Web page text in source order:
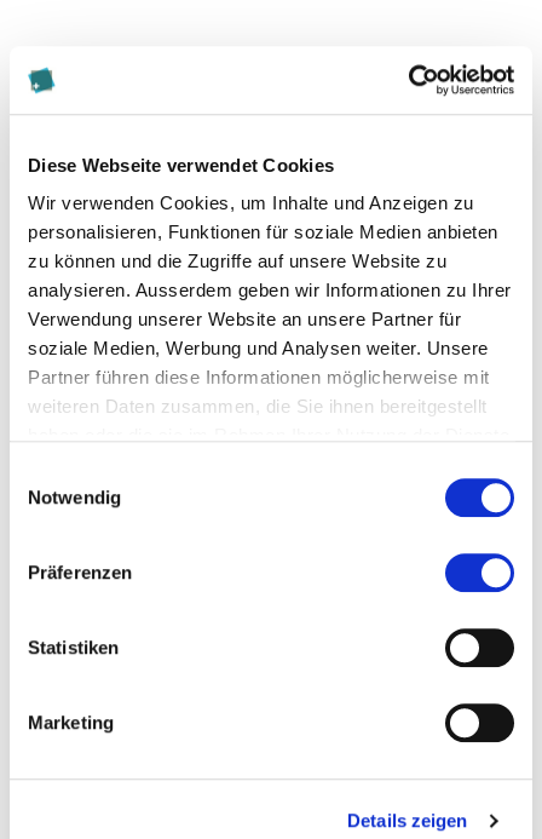
Diese Webseite verwendet Cookies
Wir verwenden Cookies, um Inhalte und Anzeigen zu
personalisieren, Funktionen für soziale Medien anbieten
zu können und die Zugriffe auf unsere Website zu
analysieren. Ausserdem geben wir Informationen zu Ihrer
Verwendung unserer Website an unsere Partner für
soziale Medien, Werbung und Analysen weiter. Unsere
Partner führen diese Informationen möglicherweise mit
weiteren Daten zusammen, die Sie ihnen bereitgestellt
Notwendig
Präferenzen
Statistiken
Marketing
Details zeigen
Kontakt
nina.caprez@kalaidos-fh.ch
044 200 19 30
Zur Merkliste hinzufügen
Themen, die der Person zugeordnet sind:
Recht
Wirtschaft